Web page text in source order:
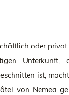
oder
Unterkunft,
ist,
von Nemea